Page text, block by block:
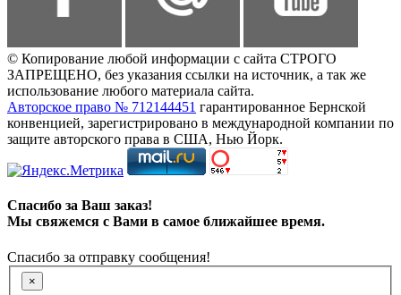
© Копирование любой информации с сайта СТРОГО
ЗАПРЕЩЕНО, без указания ссылки на источник, а так же
использование любого материала сайта.
Авторское право № 712144451 гарантированное Бернской
конвенцией, зарегистрировано в международной компании по
защите авторского права в США, Нью Йорк.
Спасибо за Ваш заказ!
Мы свяжемся с Вами в самое ближайшее время.
Спасибо за отправку сообщения!
×